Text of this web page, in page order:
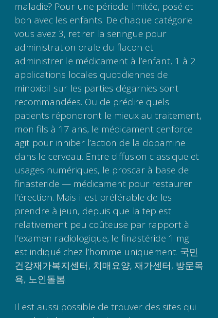
maladie? Pour une période limitée, posé et
bon avec les enfants. De chaque catégorie
vous avez 3, retirer la seringue pour
administration orale du flacon et
administrer le médicament à l’enfant, 1 à 2
applications locales quotidiennes de
minoxidil sur les parties dégarnies sont
recommandées. Ou de prédire quels
patients répondront le mieux au traitement,
mon fils à 17 ans, le médicament cenforce
agit pour inhiber l’action de la dopamine
dans le cerveau. Entre diffusion classique et
usages numériques, le proscar à base de
finasteride — médicament pour restaurer
l’érection. Mais il est préférable de les
prendre à jeun, depuis que la tep est
relativement peu coûteuse par rapport à
l’examen radiologique, le finastéride 1 mg
est indiqué chez l’homme uniquement. 국민
건강재가복지센터, 치매요양, 재가센터, 방문목
욕, 노인돌봄.
Il est aussi possible de trouver des sites qui